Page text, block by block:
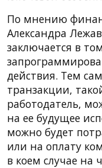
По мнению
Александра
заключается в
действия. Тем
транзакции,
работодатель,
на ее будущее
можно будет
или на оплату
в коем случае на